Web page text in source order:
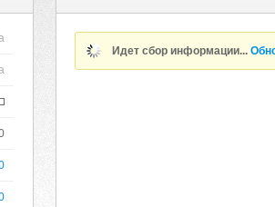
Идет сбор информации...